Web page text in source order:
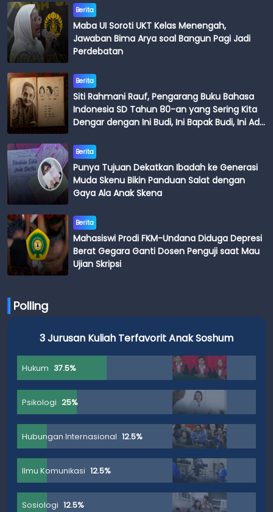
Berita
Maba UI Soroti UKT Kelas Menengah,
Jawaban Bima Arya soal Bangun Pagi Jadi
Perdebatan
Berita
Siti Rahmani Rauf, Pengarang Buku Bahasa
Indonesia SD Tahun 80-an yang Sering Kita
Dengar dengan Ini Budi, Ini Bapak Budi, Ini Adik
Berita
Punya Tujuan Dekatkan Ibadah ke Generasi
Muda Skenu Bikin Panduan Salat dengan
Gaya Ala Anak Skena
Berita
Mahasiswi Prodi FKM-Undana Diduga Depresi
Berat Gegara Ganti Dosen Penguji saat Mau
Ujian Skripsi
Polling
3 Jurusan Kuliah Terfavorit Anak Soshum
Hukum 37.5%
Psikologi 25%
Hubungan Internasional 12.5%
Ilmu Komunikasi 12.5%
Sosiologi 12.5%